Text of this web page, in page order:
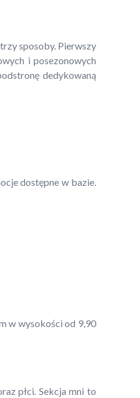
sposoby. Pierwszy
i posezonowych
dedykowaną
dostępne w bazie.
w wysokości od 9,90
płci. Sekcja mni to